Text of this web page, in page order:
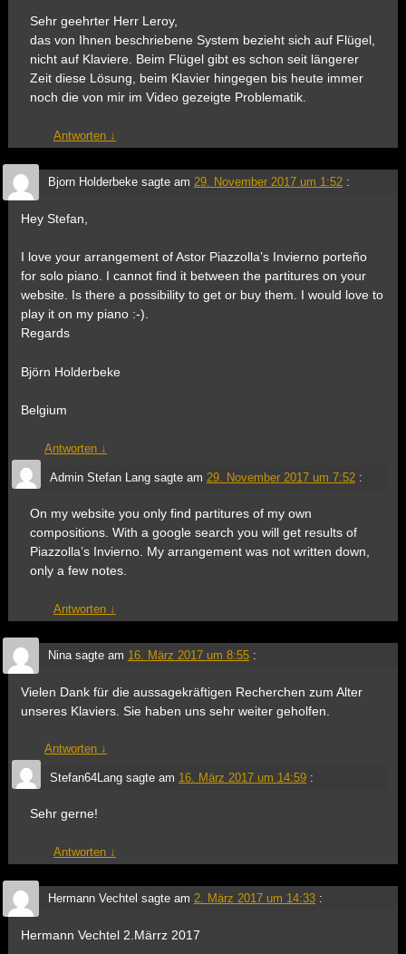
Sehr geehrter Herr Leroy,
das von Ihnen beschriebene System bezieht sich auf Flügel,
nicht auf Klaviere. Beim Flügel gibt es schon seit längerer
Zeit diese Lösung, beim Klavier hingegen bis heute immer
noch die von mir im Video gezeigte Problematik.
Antworten ↓
Bjorn Holderbekesagte am 29. November 2017 um 1:52 :
Hey Stefan,
I love your arrangement of Astor Piazzolla’s Invierno porteño
for solo piano. I cannot find it between the partitures on your
website. Is there a possibility to get or buy them. I would love to
play it on my piano :-).
Regards
Björn Holderbeke
Belgium
Antworten ↓
Admin Stefan Langsagte am 29. November 2017 um 7:52 :
On my website you only find partitures of my own
compositions. With a google search you will get results of
Piazzolla’s Invierno. My arrangement was not written down,
only a few notes.
Antworten ↓
Ninasagte am 16. März 2017 um 8:55 :
Vielen Dank für die aussagekräftigen Recherchen zum Alter
unseres Klaviers. Sie haben uns sehr weiter geholfen.
Antworten ↓
Stefan64Langsagte am 16. März 2017 um 14:59 :
Sehr gerne!
Antworten ↓
Hermann Vechtel sagte am 2. März 2017 um 14:33 :
Hermann Vechtel 2.Märrz 2017